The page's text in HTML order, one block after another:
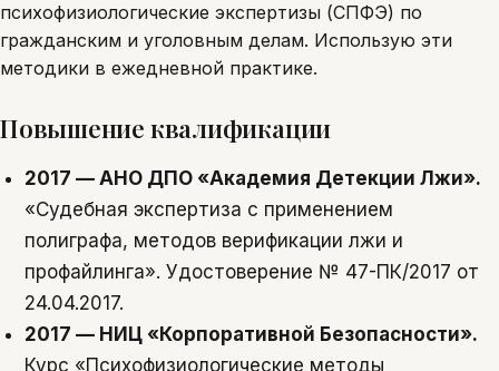
психофизиологические экспертизы (СПФЭ) по
гражданским и уголовным делам. Использую эти
методики в ежедневной практике.
Повышение квалификации
2017 — АНО ДПО «Академия Детекции Лжи».
«Судебная экспертиза с применением
полиграфа, методов верификации лжи и
профайлинга». Удостоверение № 47-ПК/2017 от
24.04.2017.
2017 — НИЦ «Корпоративной Безопасности».
Курс «Психофизиологические методы